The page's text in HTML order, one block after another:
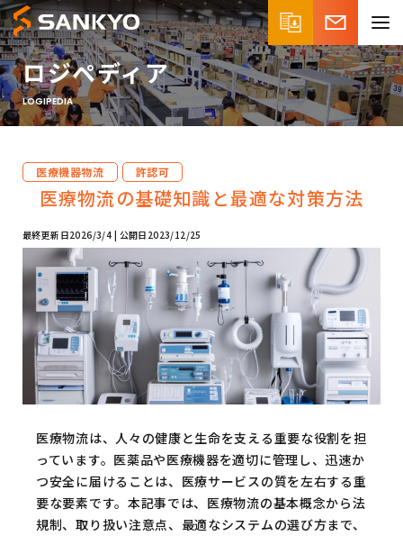
ロジペディア
LOGIPEDIA
医療機器物流 許認可
医療物流の基礎知識と最適な対策方法
最終更新日2026/3/4 公開日 2023/12/25
医療物流は、人々の健康と生命を支える重要な役割を担
っています。医薬品や医療機器を適切に管理し、迅速か
つ安全に届けることは、医療サービスの質を左右する重
要な要素です。本記事では、医療物流の基本概念から法
規制、取り扱い注意点、最適なシステムの選び方まで、